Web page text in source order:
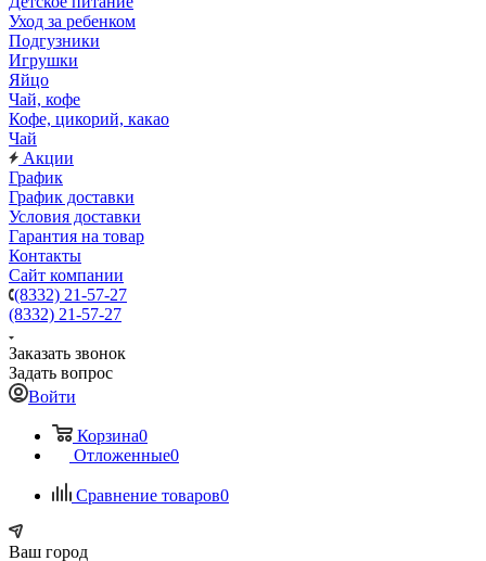
Уход за ребенком
Подгузники
Игрушки
Яйцо
Чай, кофе
Кофе, цикорий, какао
Чай
Акции
График
График доставки
Условия доставки
Гарантия на товар
Контакты
Сайт компании
(8332) 21-57-27
(8332) 21-57-27
Заказать звонок
Задать вопрос
Войти
Корзина0
Отложенные0
Сравнение товаров0
Ваш город